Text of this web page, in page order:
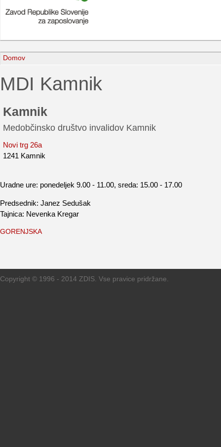
Domov
MDI Kamnik
Kamnik
Medobčinsko društvo invalidov Kamnik
Novi trg 26a
1241 Kamnik
Uradne ure: ponedeljek 9.00 - 11.00, sreda: 15.00 - 17.00
Predsednik: Janez Sedušak
Tajnica: Nevenka Kregar
GORENJSKA
Copyright © 1996 - 2014 ZDIS. Vse pravice pridržane.